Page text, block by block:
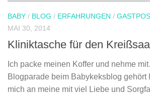
BABY / BLOG / ERFAHRUNGEN /
MAI 30, 2014
Kliniktasche für den
Ich packe meinen Koffer und nehme
Blogparade beim Babykeksblog gehört
mich an meine mit viel Liebe und